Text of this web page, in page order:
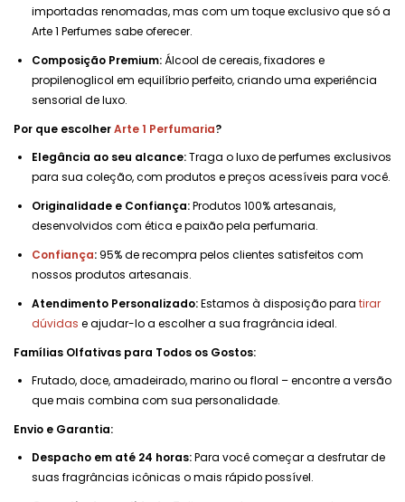
importadas renomadas, mas com um toque exclusivo que só a
Arte 1 Perfumes sabe oferecer.
Composição Premium:Álcool de cereais, fixadores e
propilenoglicol em equilíbrio perfeito, criando uma experiência
sensorial de luxo.
Por que escolherArte 1 Perfumaria?
Elegância ao seu alcance:Traga o luxo de perfumes exclusivos
para sua coleção, com produtos e preços acessíveis para você.
Originalidade e Confiança:Produtos 100% artesanais,
desenvolvidos com ética e paixão pela perfumaria.
Confiança: 95% de recompra pelos clientes satisfeitos com
nossos produtos artesanais.
Atendimento Personalizado:Estamos à disposição para tirar
dúvidas e ajudar-lo a escolher a sua fragrância ideal.
Famílias Olfativas para Todos os Gostos:
Frutado, doce, amadeirado, marino ou floral – encontre a versão
que mais combina com sua personalidade.
Envio e Garantia:
Despacho em até 24 horas:Para você começar a desfrutar de
suas fragrâncias icônicas o mais rápido possível.